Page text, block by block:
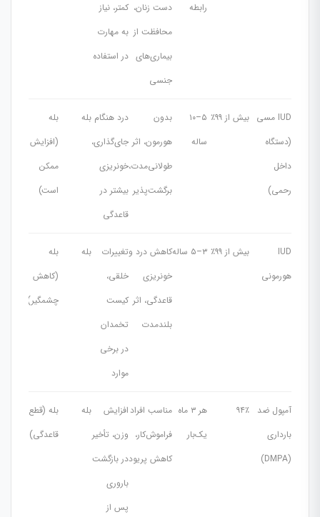
رابطه
دست زنان،
محافظت از
بیماری‌های
جنسی
کمتر، نیاز
به مهارت
در استفاده
IUD مسی
(دستگاه
داخل
رحمی)
بیش از ۹۹٪
۵–۱۰
ساله
بدون
هورمون، اثر
طولانی‌مدت،
برگشت‌پذیر
درد هنگام
جای‌گذاری،
خونریزی
بیشتر در
قاعدگی
بله
بله
(افزایش
ممکن
است)
IUD
هورمونی
بیش از ۹۹٪ ۳–۵ ساله
کاهش درد و
خونریزی
قاعدگی، اثر
بلندمدت
تغییرات
خلقی،
کیست
تخمدان
در برخی
موارد
بله
بله
(کاهش
چشمگیر)
آمپول ضد
بارداری
(DMPA)
۹۴٪
هر ۳ ماه
یک‌بار
مناسب افراد
فراموش‌کار،
کاهش پریود
افزایش
وزن، تأخیر
در بازگشت
باروری
پس از
بله
بله (قطع
قاعدگی)